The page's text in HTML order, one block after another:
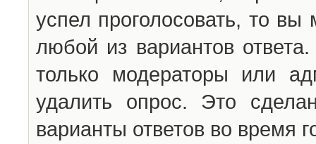
успел проголосовать, то вы
любой из вариантов
только модераторы или
удалить опрос. Это
варианты ответов во время